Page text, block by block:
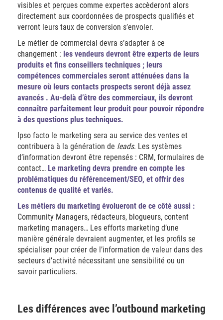
visibles et perçues comme expertes accèderont alors
directement aux coordonnées de prospects qualifiés et
verront leurs taux de conversion s’envoler.
Le métier de commercial devra s’adapter à ce
changement : les vendeurs devront être experts de leurs
produits et fins conseillers techniques ; leurs
compétences commerciales seront atténuées dans la
mesure où leurs contacts prospects seront déjà assez
avancés . Au-delà d’être des commerciaux, ils devront
connaître parfaitement leur produit pour pouvoir répondre
à des questions plus techniques.
Ipso facto le marketing sera au service des ventes et
contribuera à la génération de leads. Les systèmes
d’information devront être repensés : CRM, formulaires de
contact… Le marketing devra prendre en compte les
problématiques du référencement/SEO, et offrir des
contenus de qualité et variés.
Les métiers du marketing évolueront de ce côté aussi :
Community Managers, rédacteurs, blogueurs, content
marketing managers… Les efforts marketing d’une
manière générale devraient augmenter, et les profils se
spécialiser pour créer de l’information de valeur dans des
secteurs d’activité nécessitant une sensibilité ou un
savoir particuliers.
Les différences avec l’outbound marketing